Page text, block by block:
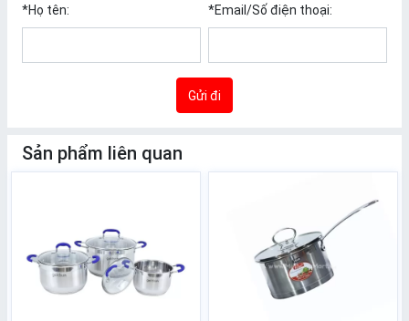
*Họ tên: *Email/Số điện thoại:
Gửi đi
Sản phẩm liên quan